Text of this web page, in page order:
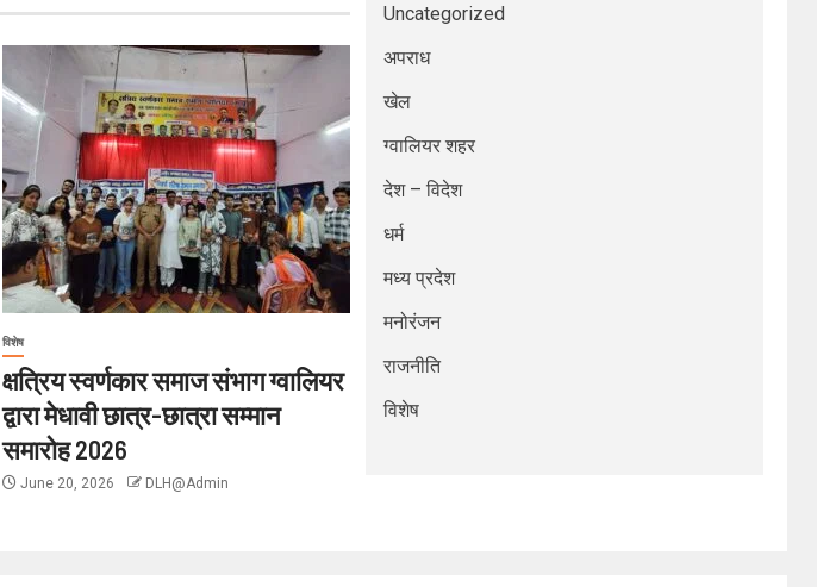
विशेष
क्षत्रिय स्वर्णकार समाज संभाग ग्वालियर
द्वारा मेधावी छात्र-छात्रा सम्मान
समारोह 2026
June 20, 2026 DLH@Admin
Uncategorized
अपराध
खेल
ग्वालियर शहर
देश – विदेश
धर्म
मध्य प्रदेश
मनोरंजन
राजनीति
विशेष